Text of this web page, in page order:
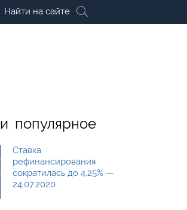
Найти на сайте
и популярное
Ставка
рефинансирования
сократилась до 4,25% —
24.07.2020